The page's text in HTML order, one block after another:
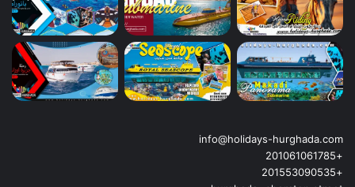
info@holidays-hurghada.com
+201061061785
+201553090535